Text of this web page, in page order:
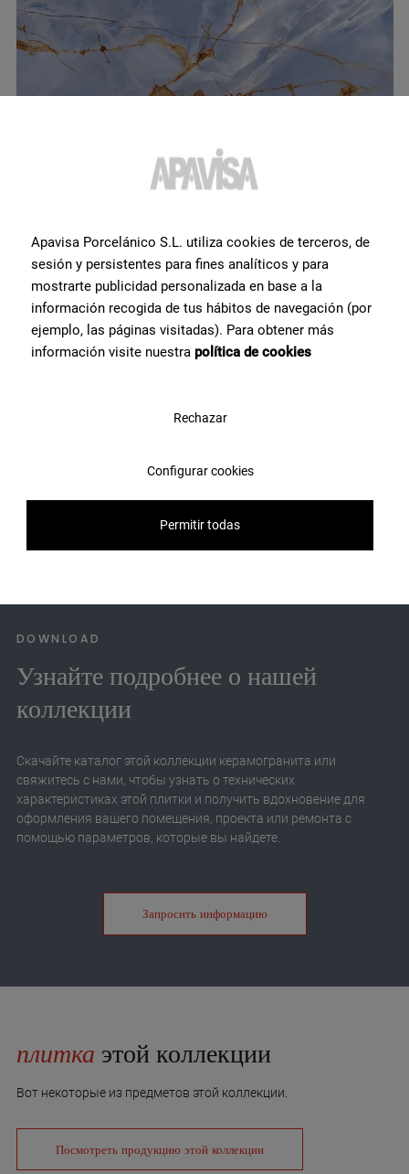
Roma Blue Polished 60X120
Roma Blue Polished 60X120
DOWNLOAD
Узнайте подробнее о нашей
коллекции
Скачайте каталог этой коллекции керамогранита или
свяжитесь с нами, чтобы узнать о технических
характеристиках этой плитки и получить вдохновение для
оформления вашего помещения, проекта или ремонта с
помощью параметров, которые вы найдете.
Запросить информацию
плитка этой коллекции
Вот некоторые из предметов этой коллекции.
Посмотреть продукцию этой коллекции
Apavisa Porcelánico S.L. utiliza cookies de terceros, de
sesión y persistentes para fines analíticos y para
mostrarte publicidad personalizada en base a la
información recogida de tus hábitos de navegación (por
ejemplo, las páginas visitadas). Para obtener más
información visite nuestra política de cookies
Rechazar
Configurar cookies
Permitir todas